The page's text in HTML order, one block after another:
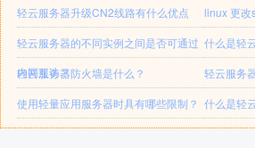
轻云服务器升级CN2线路有什么优点
linux 更改
轻云服务器的不同实例之间是否可通过
内网互访？
什么是轻
轻云服务器防火墙是什么？
轻云服务
使用轻量应用服务器时具有哪些限制？ 什么是轻